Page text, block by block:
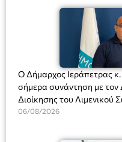
Ο Δήμαρχος Ιεράπετρας
σήμερα συνάντηση με τον
Διοίκησης του Λιμενικού
Ακτοφυλακής (Λ.Σ.-
06/08/2026